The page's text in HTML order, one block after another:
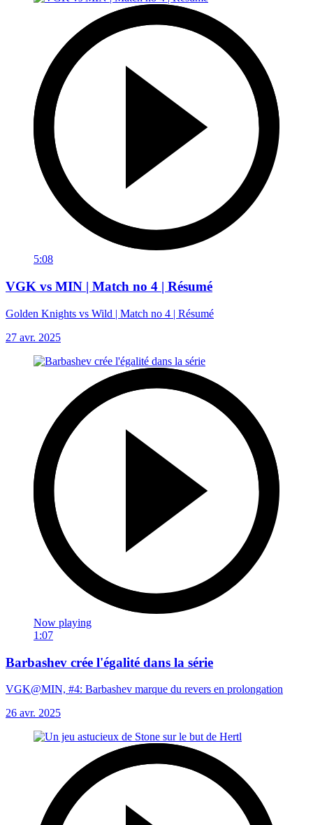
5:08
VGK vs MIN | Match no 4 | Résumé
Golden Knights vs Wild | Match no 4 | Résumé
27 avr. 2025
Now playing
1:07
Barbashev crée l'égalité dans la série
VGK@MIN, #4: Barbashev marque du revers en prolongation
26 avr. 2025